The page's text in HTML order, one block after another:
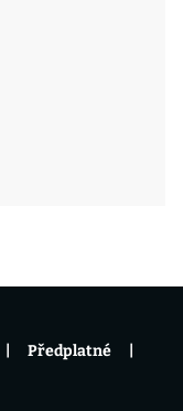
Předplatné